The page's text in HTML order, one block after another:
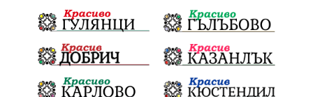
Койнаре Плевенска филхармония
Общински съвет Наркотици Лято 2025
щети културен календар